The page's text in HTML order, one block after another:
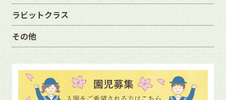
ラビットクラス
その他